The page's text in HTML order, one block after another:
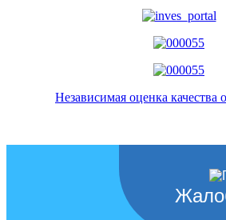
Независимая оценка качества